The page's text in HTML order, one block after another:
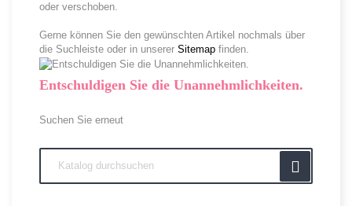
oder verschoben.
Gerne können Sie den gewünschten Artikel nochmals über
die Suchleiste oder in unserer Sitemap finden.
Entschuldigen Sie die Unannehmlichkeiten.
Suchen Sie erneut
